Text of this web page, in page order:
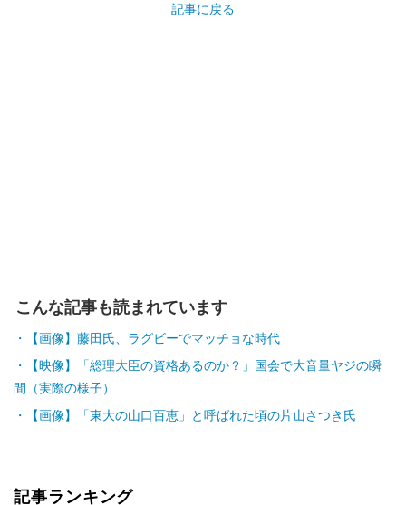
記事に戻る
こんな記事も読まれています
【画像】藤田氏、ラグビーでマッチョな時代
【映像】「総理大臣の資格あるのか？」国会で大音量ヤジの瞬
間（実際の様子）
【画像】「東大の山口百恵」と呼ばれた頃の片山さつき氏
記事ランキング